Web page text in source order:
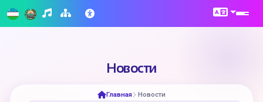
Новости
Главная
Новости